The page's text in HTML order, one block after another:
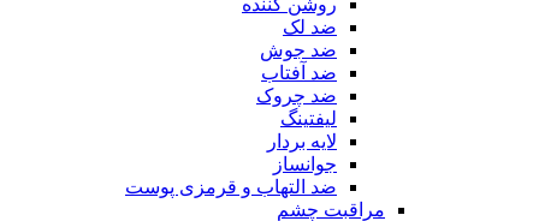
روشن کننده
ضد لک
ضد جوش
ضد آفتاب
ضد چروک
لیفتینگ
لایه بردار
جوانساز
ضد التهاب و قرمزی پوست
مراقبت چشم